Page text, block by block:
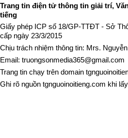
Trang tin điện tử thông tin giải trí,
tiếng
Giấy phép ICP số 18/GP-TTĐT - Sở
cấp ngày 23/3/2015
Chịu trách nhiệm thông tin: Mrs.
Email: truongsonmedia365@gmail.com
Trang tin chạy trên domain
Ghi rõ nguồn tgnguoinoitieng.com khi